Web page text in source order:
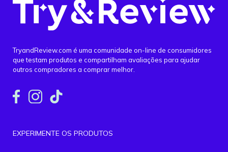
TryandReview.com é uma comunidade on-line de consumidores
que testam produtos e compartilham avaliações para ajudar
outros compradores a comprar melhor.
EXPERIMENTE OS PRODUTOS